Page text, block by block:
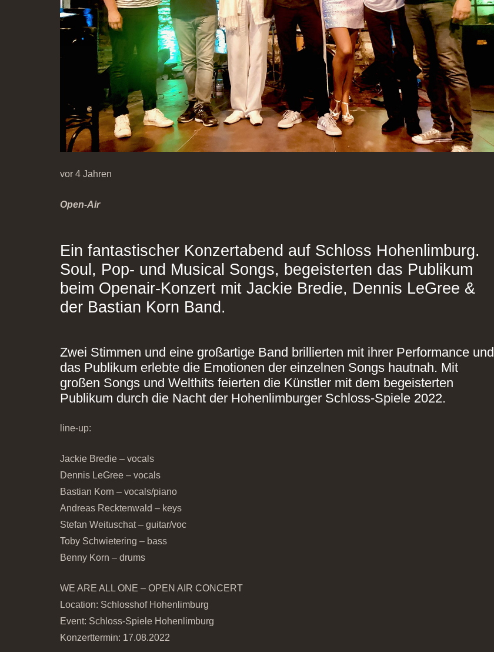
vor 4 Jahren
Open-Air
Ein fantastischer Konzertabend auf Schloss Hohenlimburg.
Soul, Pop- und Musical Songs, begeisterten das Publikum
beim Openair-Konzert mit Jackie Bredie, Dennis LeGree &
der Bastian Korn Band.
Zwei Stimmen und eine großartige Band brillierten mit ihrer Performance und
das Publikum erlebte die Emotionen der einzelnen Songs hautnah. Mit
großen Songs und Welthits feierten die Künstler mit dem begeisterten
Publikum durch die Nacht der Hohenlimburger Schloss-Spiele 2022.
line-up:
Jackie Bredie – vocals
Dennis LeGree – vocals
Bastian Korn – vocals/piano
Andreas Recktenwald – keys
Stefan Weituschat – guitar/voc
Toby Schwietering – bass
Benny Korn – drums
WE ARE ALL ONE – OPEN AIR CONCERT
Location: Schlosshof Hohenlimburg
Event: Schloss-Spiele Hohenlimburg
Konzerttermin: 17.08.2022